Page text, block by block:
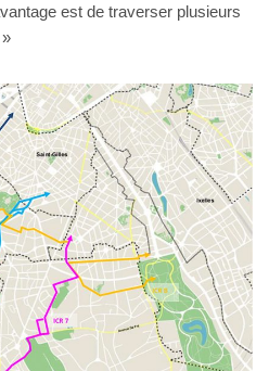
est de traverser plusieurs